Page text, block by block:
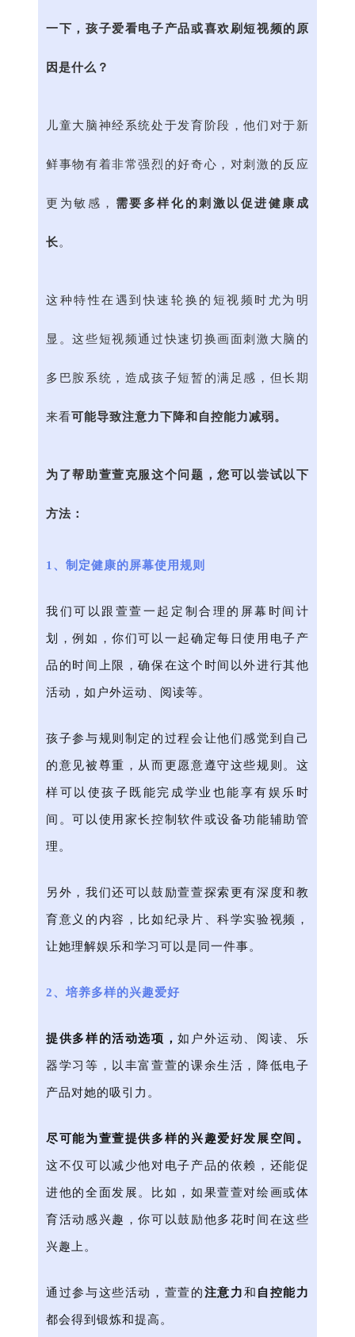
一下，孩子爱看电子产品或喜欢刷短视频的原
因是什么？
儿童大脑神经系统处于发育阶段，他们对于新
鲜事物有着非常强烈的好奇心，对刺激的反应
更为敏感， 需要多样化的刺激以促进健康成
长。
这种特性在遇到快速轮换的短视频时尤为明
显。这些短视频通过快速切换画面刺激大脑的
多巴胺系统，造成孩子短暂的满足感，但长期
来看可能导致注意力下降和自控能力减弱。
为了帮助萱萱克服这个问题，您可以尝试以下
方法：
1、制定健康的屏幕使用规则
我们可以跟萱萱一起定制合理的屏幕时间计
划，例如，你们可以一起确定每日使用电子产
品的时间上限，确保在这个时间以外进行其他
活动，如户外运动、阅读等。
孩子参与规则制定的过程会让他们感觉到自己
的意见被尊重，从而更愿意遵守这些规则。这
样可以使孩子既能完成学业也能享有娱乐时
间。可以使用家长控制软件或设备功能辅助管
理。
另外，我们还可以鼓励萱萱探索更有深度和教
育意义的内容，比如纪录片、科学实验视频，
让她理解娱乐和学习可以是同一件事。
2、培养多样的兴趣爱好
提供多样的活动选项，如户外运动、阅读、乐
器学习等，以丰富萱萱的课余生活，降低电子
产品对她的吸引力。
尽可能为萱萱提供多样的兴趣爱好发展空间。
这不仅可以减少他对电子产品的依赖，还能促
进他的全面发展。比如，如果萱萱对绘画或体
育活动感兴趣，你可以鼓励他多花时间在这些
兴趣上。
通过参与这些活动，萱萱的注意力和 自控能力
都会得到锻炼和提高。